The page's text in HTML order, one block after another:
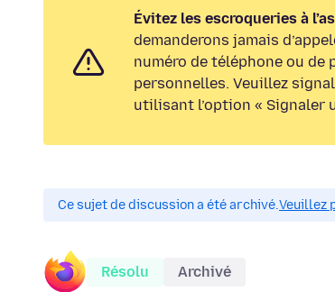
Évitez les escroqueries à
demanderons jamais
numéro de téléphone ou
personnelles. Veuillez
utilisant l’option « Signaler
Ce sujet de discussion a été archivé.Veuillez
Résolu Archivé